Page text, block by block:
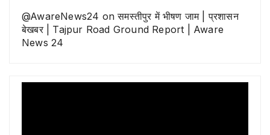
@AwareNews24 onसमस्तीपुर में भीषण जाम | प्रशासन
बेखबर | Tajpur Road Ground Report | Aware
News 24